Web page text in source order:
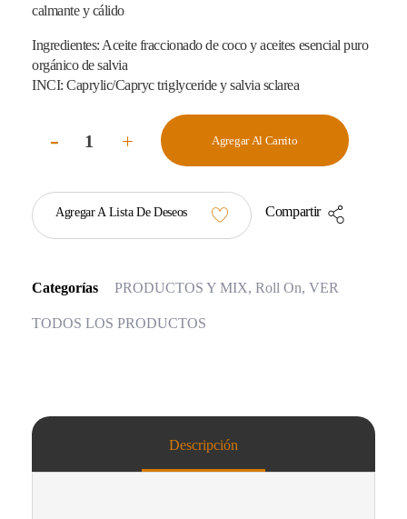
calmante y cálido
Ingredientes: Aceite fraccionado de coco y aceites esencial puro
orgánico de salvia
INCI: Caprylic/Capryc triglyceride y salvia sclarea
Agregar Al Carrito
Agregar A Lista De Deseos Compartir
Categorías PRODUCTOS Y MIX, Roll On, VER
TODOS LOS PRODUCTOS
Descripción